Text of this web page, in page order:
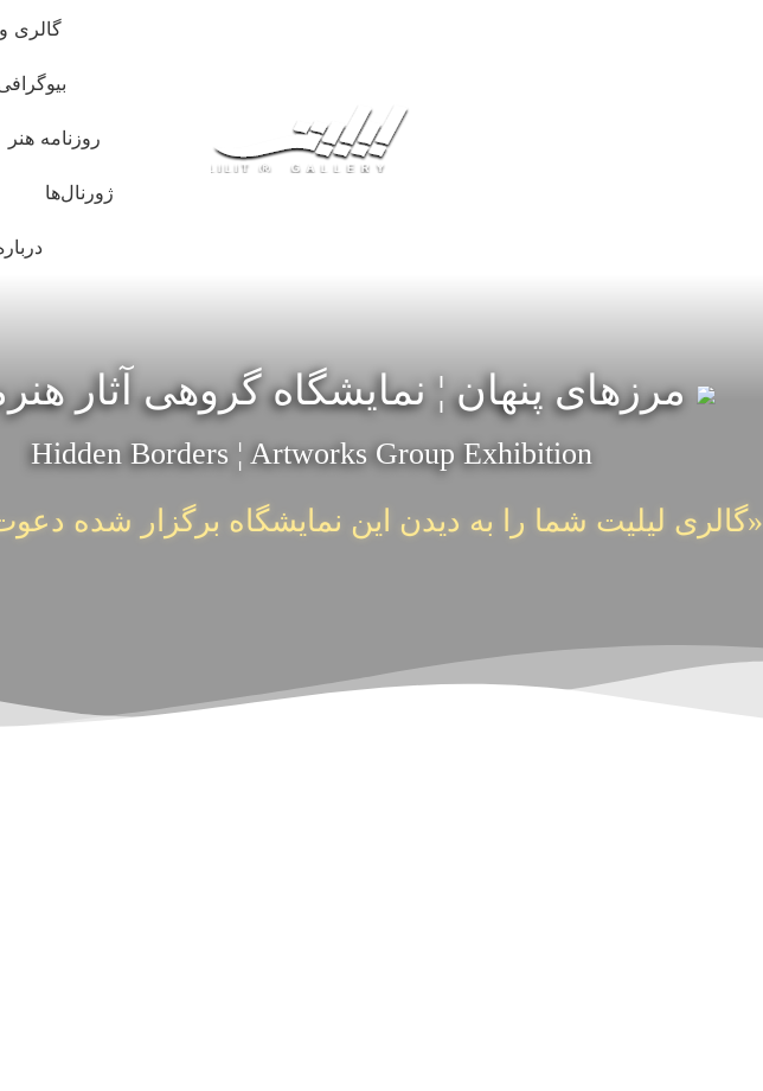
گالری
روزنامه هنر
ژورنال‌ها
مرزهای پنهان ¦ نمایشگاه گروهی آثار
Hidden Borders ¦ Artworks Group Exhibition
«گالری لیلیت شما را به دیدن این نمایشگاه برگزار شده